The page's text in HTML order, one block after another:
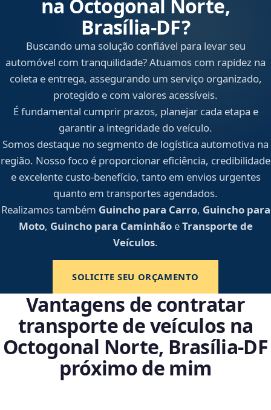
na Octogonal Norte,
Brasília‑DF?
Buscando uma solução confiável para levar seu
automóvel com tranquilidade? Atuamos com rapidez na
coleta e entrega, assegurando um serviço organizado,
protegido e com valores acessíveis.
É fundamental cumprir prazos, planejar cada etapa e
garantir a integridade do veículo.
Somos destaque no segmento de logística automotiva na
região. Nosso foco é proporcionar eficiência, credibilidade
e excelente custo-benefício, tanto em envios urgentes
quanto em transportes agendados.
Realizamos também Guincho para Carro, Guincho para
Moto, Guincho para CaminhãoeTransporte de
Veículos.
SOLICITE SEU ORÇAMENTO
Vantagens de contratar
transporte de veículos na
Octogonal Norte, Brasília‑DF
próximo de mim